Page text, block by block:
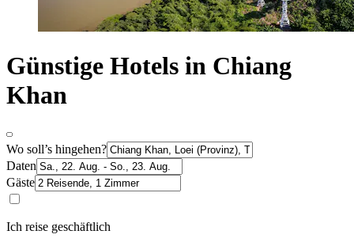
Günstige Hotels in Chiang
Khan
Wo soll’s hingehen?
Daten
Gäste
Ich reise geschäftlich